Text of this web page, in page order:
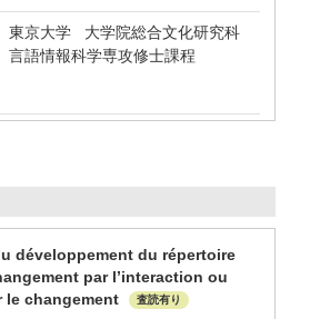
東京大学 大学院総合文化研究科
言語情報科学専攻修士課程
développement du répertoire
par l’interaction ou
le changement
査読有り